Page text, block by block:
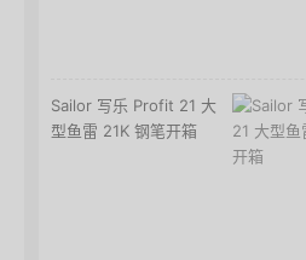
Sailor 写乐 Profit 21 大
型鱼雷 21K 钢笔开箱